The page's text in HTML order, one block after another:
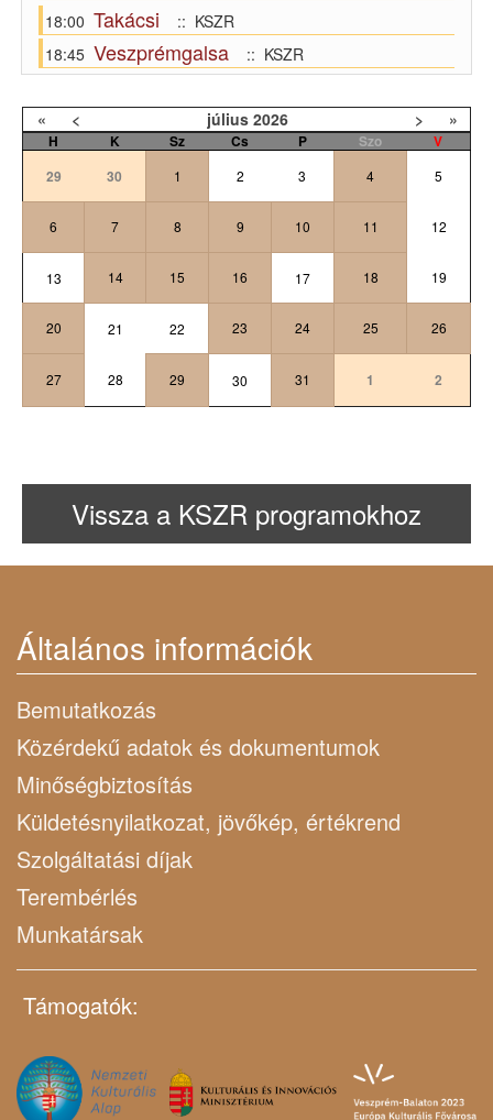
18:00 Takácsi
:: KSZR
18:45 Veszprémgalsa :: KSZR
« < július 2026 > »
H K Sz Cs P Szo
V
29
30 1 2 3 4 5
6 7 8 9 10 11 12
13 14 15 16 17 18 19
20 21 22 23 24 25 26
27 28 29 30 31 1 2
Vissza a KSZR programokhoz
Általános információk
Bemutatkozás
Közérdekű adatok és dokumentumok
Minőségbiztosítás
Küldetésnyilatkozat, jövőkép, értékrend
Szolgáltatási díjak
Terembérlés
Munkatársak
Támogatók: